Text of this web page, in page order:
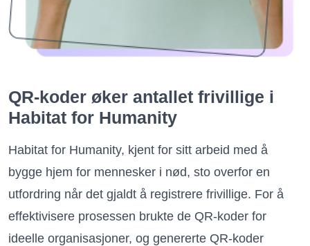
QR-koder øker antallet frivillige i
Habitat for Humanity
Habitat for Humanity, kjent for sitt arbeid med å
bygge hjem for mennesker i nød, sto overfor en
utfordring når det gjaldt å registrere frivillige. For å
effektivisere prosessen brukte de QR-koder for
ideelle organisasjoner, og genererte QR-koder